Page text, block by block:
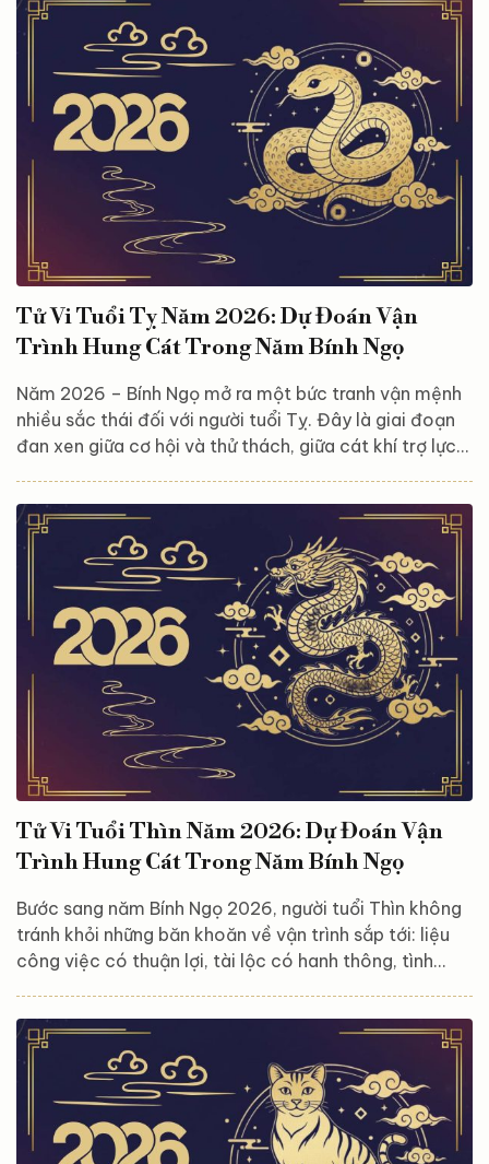
nhìn lại bản thân, điều chỉnh hướng đi và chuẩn bị nền
tảng cho chặng đường phía trước. Việc nắm rõ vận
trình tổng thể sẽ giúp người tuổi Ngọ chủ động ứng
phó, giảm rủi ro và tận dụng tốt những cơ hội...
Tử Vi Tuổi Tỵ Năm 2026: Dự Đoán Vận
Trình Hung Cát Trong Năm Bính Ngọ
Năm 2026 – Bính Ngọ mở ra một bức tranh vận mệnh
nhiều sắc thái đối với người tuổi Tỵ. Đây là giai đoạn
đan xen giữa cơ hội và thử thách, giữa cát khí trợ lực
cát trong năm sẽ giúp người tuổi Tỵ chủ động định
hướng sự nghiệp, tài chính, tình cảm và sức khỏe, từ
đó tận dụng thời vận tốt và hạn chế rủi ro không đáng
có. Hãy cùng Astroreka...
Tử Vi Tuổi Thìn Năm 2026: Dự Đoán Vận
Trình Hung Cát Trong Năm Bính Ngọ
Bước sang năm Bính Ngọ 2026, người tuổi Thìn không
tránh khỏi những băn khoăn về vận trình sắp tới: liệu
công việc có thuận lợi, tài lộc có hanh thông, tình
và thử thách, đòi hỏi sự kiên trì, tỉnh táo và khéo léo
trong từng lựa chọn. Hãy cùng Astroreka luận giải chi
tiết vận trình hung – cát của tuổi Thìn năm 2026, để
chủ động nắm bắt thời cơ và vững vàng...